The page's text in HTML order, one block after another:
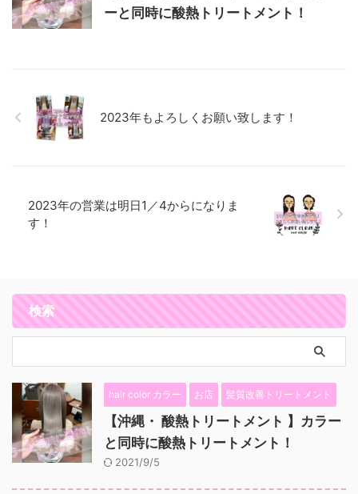
ーと同時に酸熱トリートメント！
2023年もよろしくお願い致します！
2023年の営業は明日1／4からになりま
す！
検索
hair color カラー お店 髪質改善トリートメント
【沖縄・ 酸熱トリートメント 】カラー
と同時に酸熱トリートメント！
2021/9/5